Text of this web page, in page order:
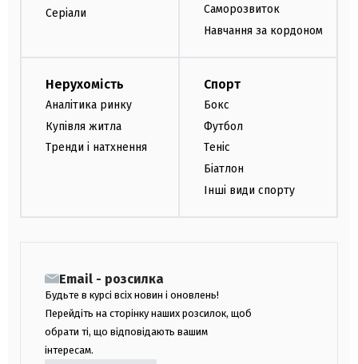
Серіали
Саморозвиток
Навчання за кордоном
Нерухомість
Аналітика ринку
Купівля житла
Тренди і натхнення
Спорт
Бокс
Футбол
Теніс
Біатлон
Інші види спорту
Email - розсилка
Будьте в курсі всіх новин і оновлень!
Перейдіть на сторінку наших розсилок, щоб
обрати ті, що відповідають вашим
інтересам.